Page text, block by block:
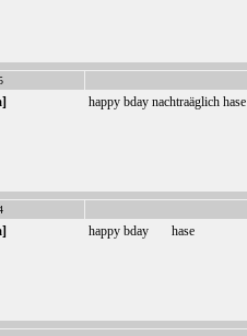
happy bday nachtraäglich hase
happy bday hase